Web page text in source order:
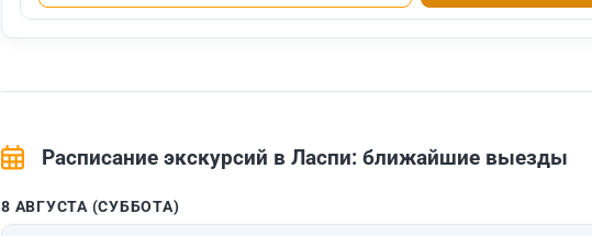
Расписание экскурсий в Ласпи: ближайшие выезды
8 АВГУСТА (СУББОТА)